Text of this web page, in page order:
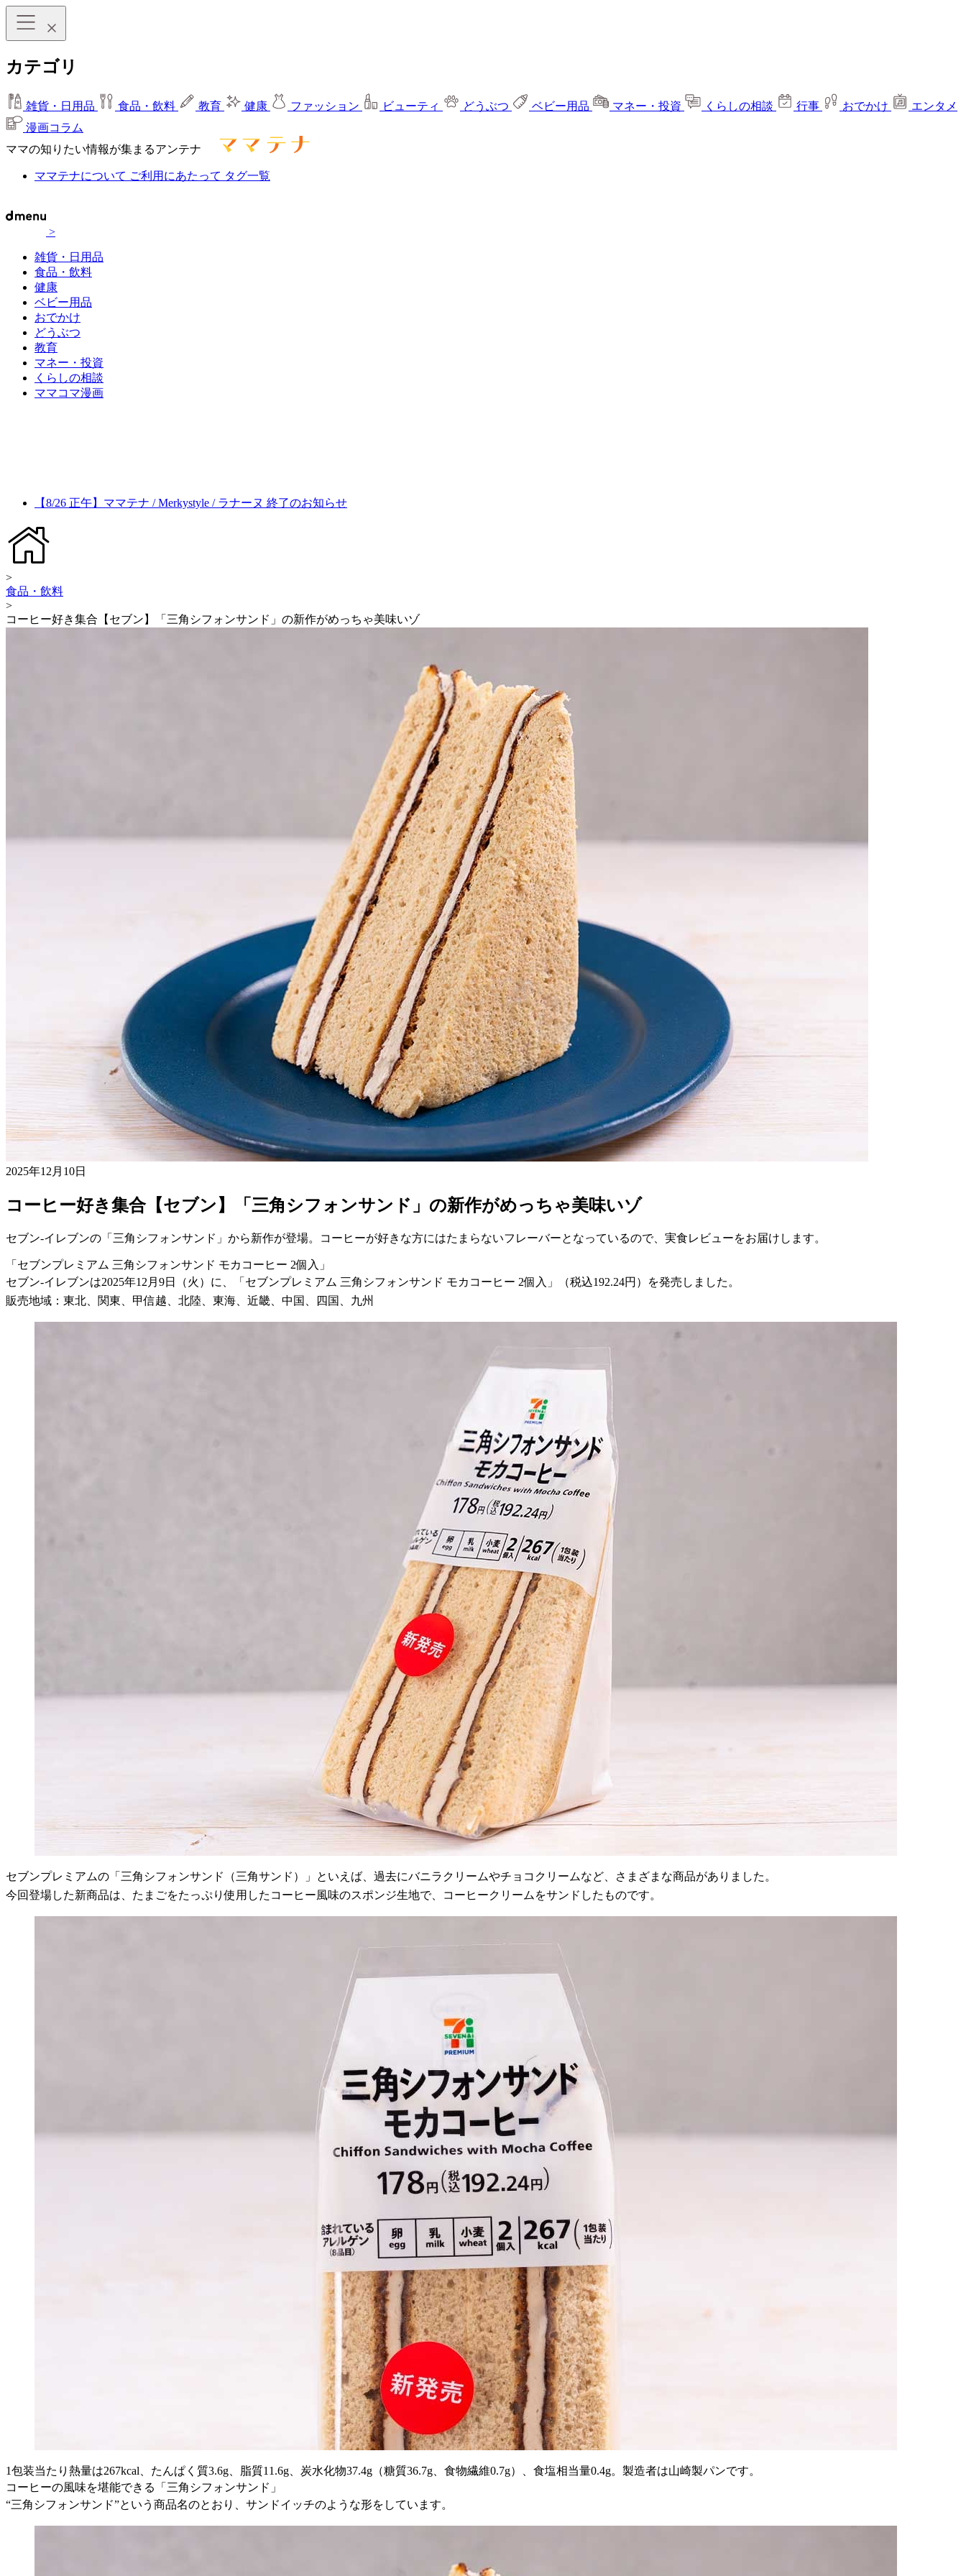
カテゴリ
雑貨・日用品 食品・飲料 教育 健康 ファッション ビューティ どうぶつ ベビー用品 マネー・投資 くらしの相談 行事 おでかけ
エンタメ
漫画コラム
ママの知りたい情報が集まるアンテナ
ママテナについて ご利用にあたって タグ一覧
>
雑貨・日用品
食品・飲料
健康
ベビー用品
おでかけ
どうぶつ
教育
マネー・投資
くらしの相談
ママコマ漫画
【8/26 正午】ママテナ / Merkystyle / ラナーヌ 終了のお知らせ
>
食品・飲料
>
コーヒー好き集合【セブン】「三角シフォンサンド」の新作がめっちゃ美味いゾ
2025年12月10日
コーヒー好き集合【セブン】「三角シフォンサンド」の新作がめっちゃ美味いゾ
セブン-イレブンの「三角シフォンサンド」から新作が登場。コーヒーが好きな方にはたまらないフレーバーとなっているので、実食レビューをお届けします。
「セブンプレミアム 三角シフォンサンド モカコーヒー 2個入」
セブン-イレブンは2025年12月9日（火）に、「セブンプレミアム 三角シフォンサンド モカコーヒー 2個入」（税込192.24円）を発売しました。
販売地域：東北、関東、甲信越、北陸、東海、近畿、中国、四国、九州
セブンプレミアムの「三角シフォンサンド（三角サンド）」といえば、過去にバニラクリームやチョコクリームなど、さまざまな商品がありました。
今回登場した新商品は、たまごをたっぷり使用したコーヒー風味のスポンジ生地で、コーヒークリームをサンドしたものです。
1包装当たり熱量は267kcal、たんぱく質3.6g、脂質11.6g、炭水化物37.4g（糖質36.7g、食物繊維0.7g）、食塩相当量0.4g。製造者は山崎製パンです。
コーヒーの風味を堪能できる「三角シフォンサンド」
“三角シフォンサンド”という商品名のとおり、サンドイッチのような形をしています。